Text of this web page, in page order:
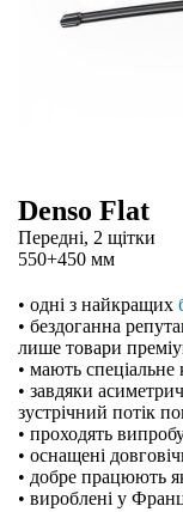
Denso Flat
Передні, 2 щітки
550+450 мм
• одні з найкращих
• бездоганна
лише товари
• мають
• завдяки
зустрічний потік
• проходять
• оснащені
• добре працюють
• вироблені у